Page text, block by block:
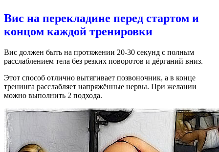
Вис на перекладине перед стартом и
концом каждой тренировки
Вис должен быть на протяжении 20-30 секунд с полным
расслаблением тела без резких поворотов и дёрганий вниз.
Этот способ отлично вытягивает позвоночник, а в конце
тренинга расслабляет напряжённые нервы. При желании
можно выполнить 2 подхода.